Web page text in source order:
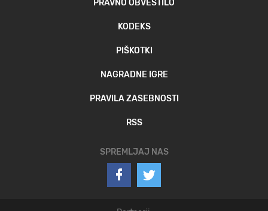
PRAVNO OBVESTILO
KODEKS
PIŠKOTKI
NAGRADNE IGRE
PRAVILA ZASEBNOSTI
RSS
SPREMLJAJ NAS